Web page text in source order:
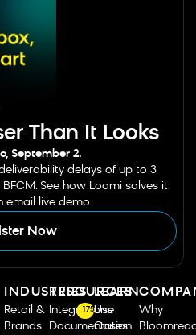
Than It Looks
September 2.
delays of up to 3
See how Loomi solves it.
email live demo.
Now
INDUSTRIES
Retail &
Brands
RESOURCES
Integrations
175
Documentation
LEARN
Use
Cases
Why